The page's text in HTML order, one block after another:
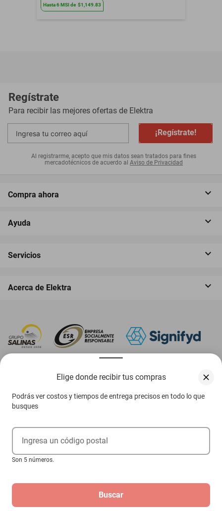
Elige donde recibir tus compras
Podrás ver costos y tiempos de entrega precisos en todo lo que
busques
Ingresa un código postal
Son 5 números.
Buscar
Hasta6MSIde $1,149.83
Regístrate
Para recibir las mejores ofertas de Elektra
¡Regístrate!
Al registrarme, acepto que mis datos sean tratados para fines
mercadotécnicos de acuerdo al Aviso de Privacidad
Compra ahora
Ayuda
Servicios
Acerca de Elektra
Ejerce tus derechos ARCO
Condiciones Venta Digital
pueden diferir de las promociones publicadas en tienda.
navegadores